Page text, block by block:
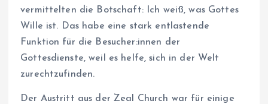
vermittelten die Botschaft: Ich weiß, was Gottes
Wille ist. Das habe eine stark entlastende
Funktion für die Be­su­che­r:in­nen der
Gottesdienste, weil es helfe, sich in der Welt
zurechtzufinden.
Der Austritt aus der Zeal Church war für einige